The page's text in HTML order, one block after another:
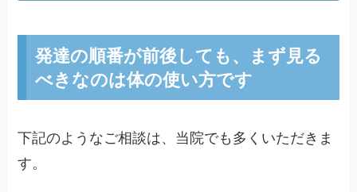
発達の順番が前後しても、まず見る
べきなのは体の使い方です
下記のようなご相談は、当院でも多くいただきま
す。